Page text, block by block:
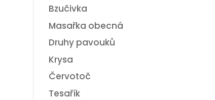
Bzučivka
Masařka obecná
Druhy pavouků
Krysa
Červotoč
Tesařík